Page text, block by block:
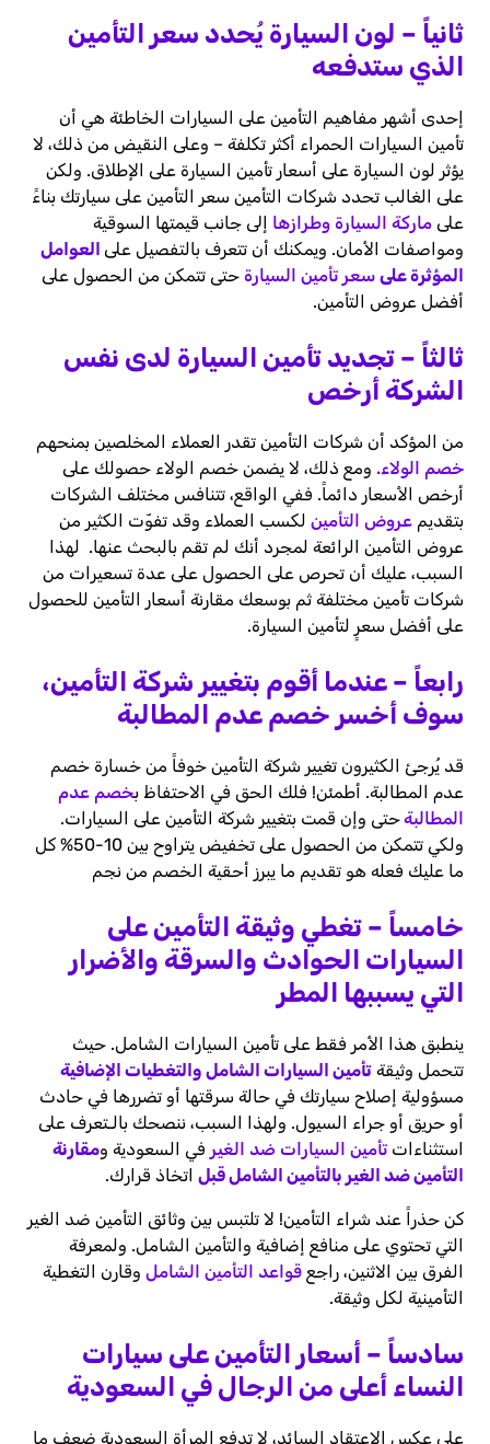
ثانياً – لون السيارة يُحدد سعر التأمين
الذي ستدفعه
إحدى أشهر مفاهيم التأمين على السيارات الخاطئة هي أن
تأمين السيارات الحمراء أكثر تكلفة – وعلى النقيض من ذلك، لا
يؤثر لون السيارة على أسعار تأمين السيارة على الإطلاق. ولكن
على الغالب تحدد شركات التأمين سعر التأمين على سيارتك بناءً
علىماركة السيارة وطرازها إلى جانب قيمتها السوقية
ومواصفات الأمان. ويمكنك أن تتعرف بالتفصيل على العوامل
المؤثرة على سعر تأمين السيارة حتى تتمكن من الحصول على
أفضل عروض التأمين.
ثالثاً – تجديد تأمين السيارة لدى نفس
الشركة أرخص
من المؤكد أن شركات التأمين تقدر العملاء المخلصين بمنحهم
خصم الولاء. ومع ذلك، لا يضمن خصم الولاء حصولك على
أرخص الأسعار دائماً. ففي الواقع، تتنافس مختلف الشركات
بتقديمعروض التأمين لكسب العملاء وقد تفوّت الكثير من
عروض التأمين الرائعة لمجرد أنك لم تقم بالبحث عنها. لهذا
السبب، عليك أن تحرص على الحصول على عدة تسعيرات من
شركات تأمين مختلفة ثم بوسعك مقارنة أسعار التأمين للحصول
على أفضل سعرٍ لتأمين السيارة.
رابعاً – عندما أقوم بتغيير شركة التأمين،
سوف أخسر خصم عدم المطالبة
قد يُرجئ الكثيرون تغيير شركة التأمين خوفاً من خسارة خصم
عدم المطالبة. أطمئن! فلك الحق في الاحتفاظ بخصم عدم
المطالبةحتى وإن قمت بتغيير شركة التأمين على السيارات.
ولكي تتمكن من الحصول على تخفيض يتراوح بين 10-50% كل
ما عليك فعله هو تقديم ما يبرز أحقية الخصم من نجم
خامساً – تغطي وثيقة التأمين على
السيارات الحوادث والسرقة والأضرار
التي يسببها المطر
ينطبق هذا الأمر فقط على تأمين السيارات الشامل. حيث
تتحمل وثيقةتأمين السيارات الشامل والتغطيات الإضافية
مسؤولية إصلاح سيارتك في حالة سرقتها أو تضررها في حادث
أو حريق أو جراء السيول. ولهذا السبب، ننصحك بالـتعرف على
استثناءات تأمين السيارات ضد الغير في السعودية ومقارنة
التأمين ضد الغير بالتأمين الشامل قبل اتخاذ قرارك.
كن حذراً عند شراء التأمين! لا تلتبس بين وثائق التأمين ضد الغير
التي تحتوي على منافع إضافية والتأمين الشامل. ولمعرفة
الفرق بين الاثنين، راجعقواعد التأمين الشامل وقارن التغطية
التأمينية لكل وثيقة.
سادساً – أسعار التأمين على سيارات
النساء أعلى من الرجال في السعودية
على عكس الاعتقاد السائد، لا تدفع المرأة السعودية ضعف ما